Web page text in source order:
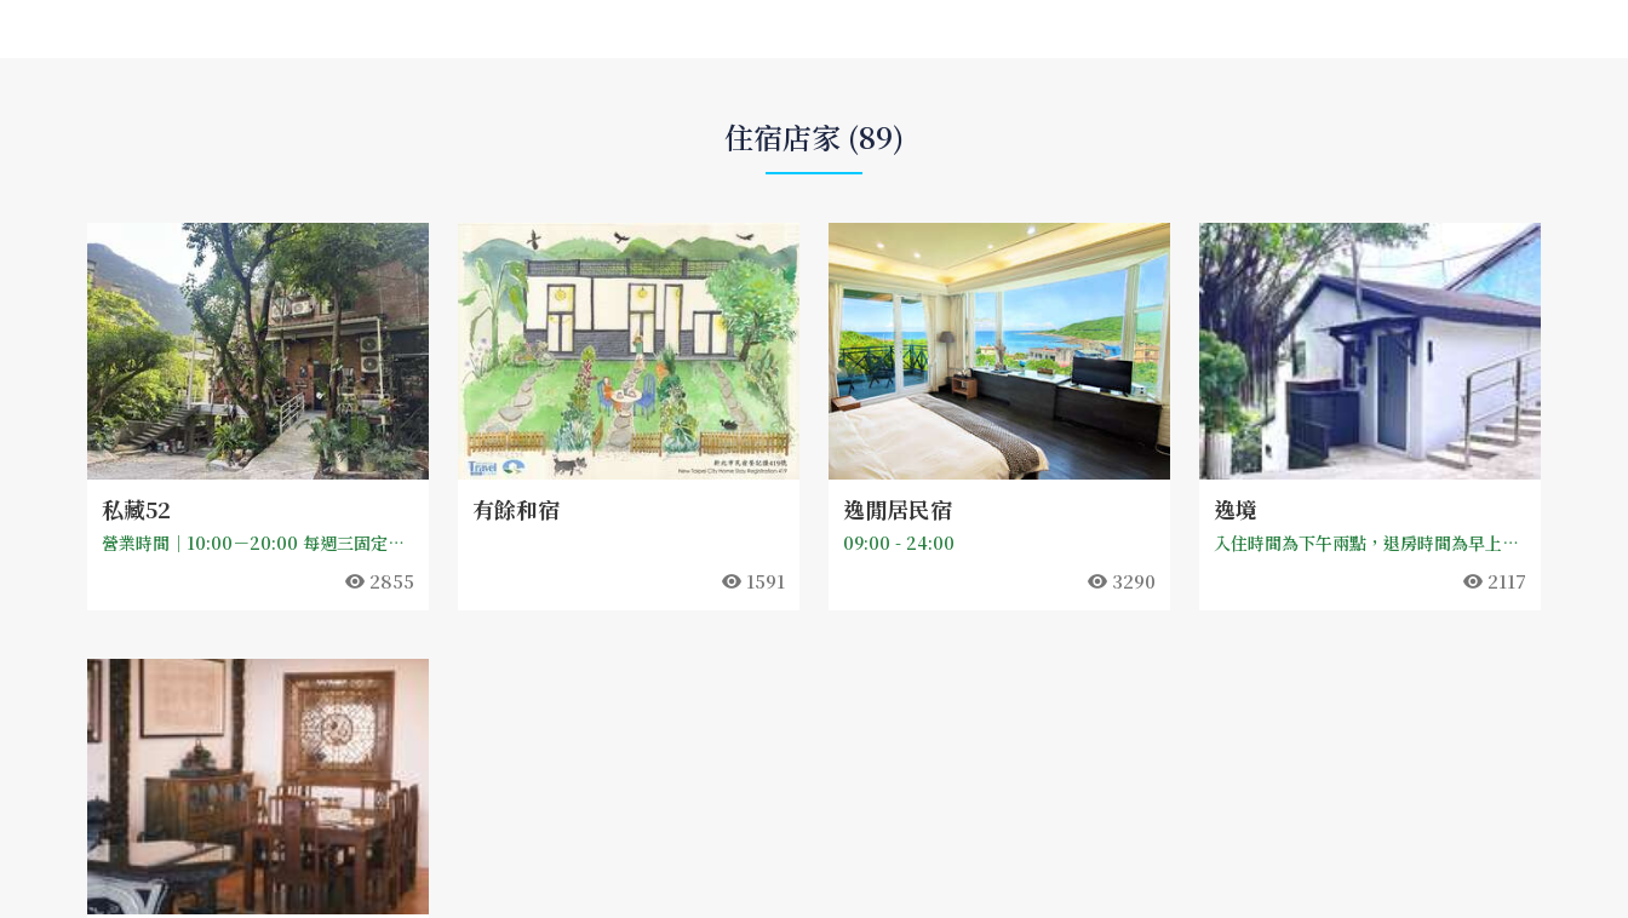
住宿店家 (89)
私藏52
營業時間｜10:00－20:00 每週三固定公休
2855
有餘和宿
1591
逸閒居民宿
09:00 - 24:00
3290
逸境
入住時間為下午兩點，退房時間為早上十一點前。 請加入官方帳號以了解更多細節 https://lin.ee/Ticktc1
2117